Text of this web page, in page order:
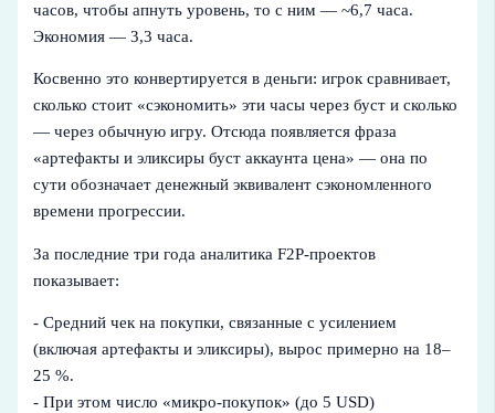
часов, чтобы апнуть уровень, то с ним — ~6,7 часа.
Экономия — 3,3 часа.
Косвенно это конвертируется в деньги: игрок сравнивает,
сколько стоит «сэкономить» эти часы через буст и сколько
— через обычную игру. Отсюда появляется фраза
«артефакты и эликсиры буст аккаунта цена» — она по
сути обозначает денежный эквивалент сэкономленного
времени прогрессии.
За последние три года аналитика F2P‑проектов
показывает:
- Средний чек на покупки, связанные с усилением
(включая артефакты и эликсиры), вырос примерно на 18–
25 %.
- При этом число «микро‑покупок» (до 5 USD)